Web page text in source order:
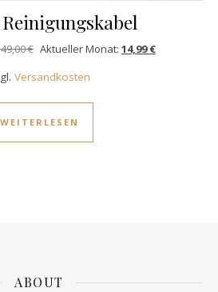
€ Ursprünglicher Preis war: 1.149,00 €
Aktueller Monat: 14,99€Aktueller
Versandkosten
WEITERLESEN
ABOUT